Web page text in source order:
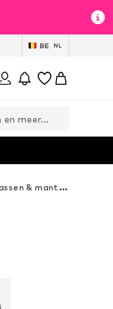
BE NL
& mantels